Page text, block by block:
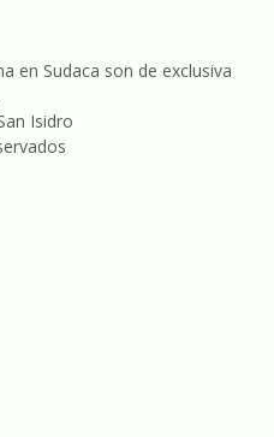
en Sudaca son de exclusiva
Isidro